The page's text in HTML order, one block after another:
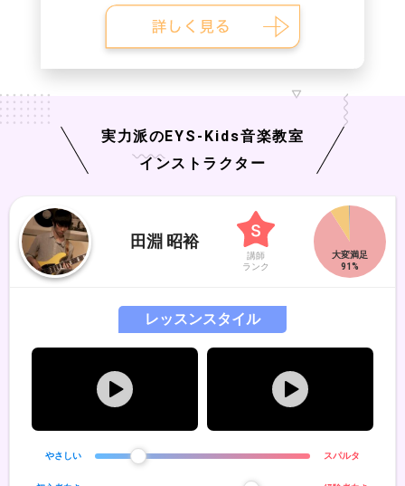
実力派のEYS-Kids音楽教室
インストラクター
田淵 昭裕
講師
ランク
レッスンスタイル
やさしい スパルタ